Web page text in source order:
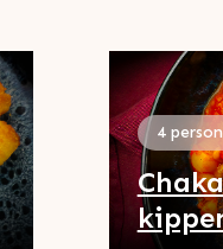
4 personen